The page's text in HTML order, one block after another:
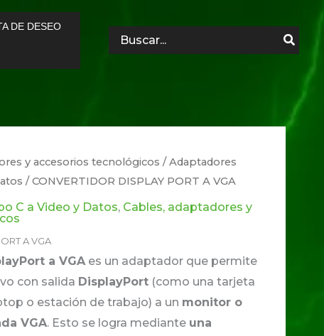
DE DESEO
Search
for:
y accesorios tecnológicos /Adaptadores
/ CONVERTIDOR DISPLAY PORT A VGA
C a Video y Datos, Cables, adaptadores y
A VGA
a VGAes un adaptador que permite
con salida DisplayPort (como una tarjeta
o estación de trabajo) a un monitor o
VGA. Esto se logra mediante una